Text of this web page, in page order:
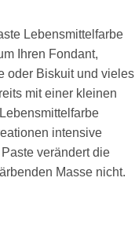
Lebensmittelfarbe
Ihren Fondant,
oder Biskuit und vieles
mit einer kleinen
intensive
verändert die
Masse nicht.
Lila Menge